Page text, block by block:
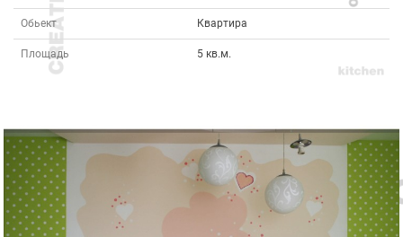
Обьект Квартира
Площадь 5 кв.м.